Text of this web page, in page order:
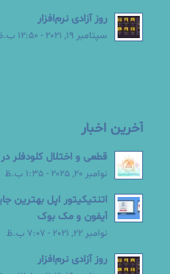
روز آزادی نرم‌افزار
سپتامبر 19, 2021 - 12:50 ب.ظ
آخرین اخبار
قطعی و اختلال کلودفلر در 27 آبان 1404 (18 نوامبر 2025)
نوامبر 20, 2025 - 1:35 ب.ظ
آیفون و مک بوک
نوامبر 22, 2021 - 7:07 ب.ظ
روز آزادی نرم‌افزار